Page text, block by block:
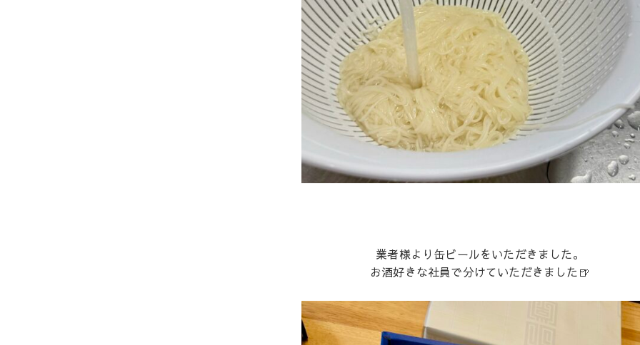
業者様より缶ビールをいただきました。
お酒好きな社員で分けていただきました🍺